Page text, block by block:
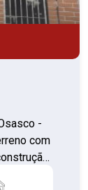
-